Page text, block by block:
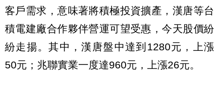
客戶需求，意味著將積極投資擴產，漢唐等台
積電建廠合作夥伴營運可望受惠，今天股價紛
紛走揚。其中，漢唐盤中達到1280元，上漲
50元；兆聯實業一度達960元，上漲26元。